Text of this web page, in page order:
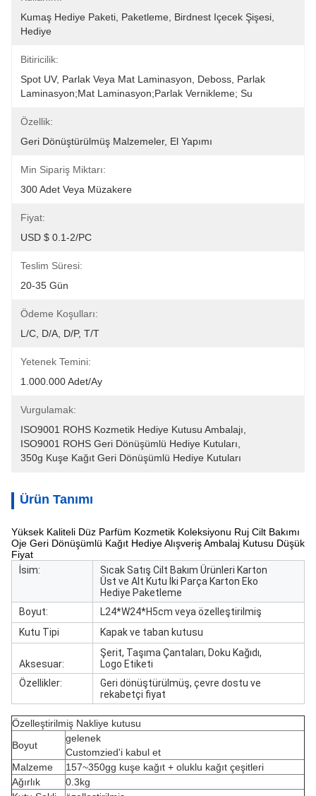
Kumaş Hediye Paketi, Paketleme, Birdnest Içecek Şişesi,
Hediye
Bitiricilik:
Spot UV, Parlak Veya Mat Laminasyon, Deboss, Parlak
Laminasyon;Mat Laminasyon;parlak Vernikleme; Su
Özellik:
Geri Dönüştürülmüş Malzemeler, El Yapımı
Min Sipariş Miktarı:
300 Adet Veya Müzakere
Fiyat:
USD $ 0.1-2/PC
Teslim Süresi:
20-35 Gün
Ödeme Koşulları:
L/C, D/A, D/P, T/T
Yetenek Temini:
1.000.000 Adet/ay
Vurgulamak:
ISO9001 ROHS Kozmetik Hediye Kutusu Ambalajı
ISO9001 ROHS Geri Dönüşümlü Hediye Kutuları
350g Kuşe Kağıt Geri Dönüşümlü Hediye Kutuları
Ürün Tanımı
Yüksek Kaliteli Düz Parfüm Kozmetik Koleksiyonu Ruj Cilt Bakımı
Oje Geri Dönüşümlü Kağıt Hediye Alışveriş Ambalaj Kutusu Düşük
Fiyat
İsim:
Sıcak Satış Cilt Bakım Ürünleri Karton
Üst ve Alt Kutu İki Parça Karton Eko
Hediye Paketleme
Boyut:
L24*W24*H5cm veya özelleştirilmiş
Kutu Tipi
Kapak ve taban kutusu
Aksesuar:
Şerit, Taşıma Çantaları, Doku Kağıdı,
Logo Etiketi
Özellikler:
Geri dönüştürülmüş, çevre dostu ve
rekabetçi fiyat
Özelleştirilmiş Nakliye kutusu
Boyut
gelenek
Customzied'i kabul et
Malzeme
157~350gg kuşe kağıt + oluklu kağıt çeşitleri
Ağırlık
0.3kg